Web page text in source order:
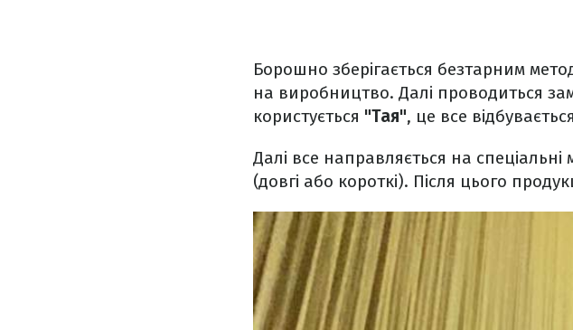
Борошно зберігається безтарним
на виробництво. Далі проводиться
користується "Тая", це все
Далі все направляється на
(довгі або короткі). Після цього